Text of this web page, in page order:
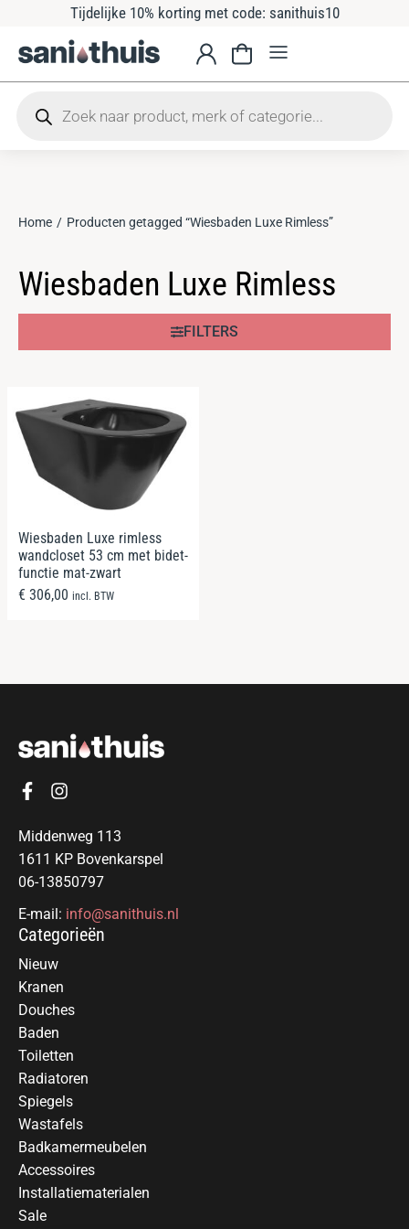
Tijdelijke 10% korting met code: sanithuis10
Je bent hier:
Home Producten getagged “Wiesbaden Luxe Rimless”
Wiesbaden Luxe Rimless
FILTERS
Wiesbaden Luxe rimless
wandcloset 53 cm met bidet-
functie mat-zwart
€ 306,00 incl. BTW
Middenweg 113
1611 KP Bovenkarspel
06-13850797
E-mail: info@sanithuis.nl
Categorieën
Nieuw
Kranen
Douches
Baden
Toiletten
Radiatoren
Spiegels
Wastafels
Badkamermeubelen
Accessoires
Installatiematerialen
Sale